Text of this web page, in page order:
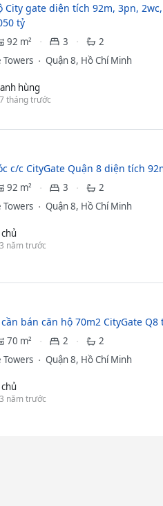
City gate diện tích 92m, 3pn,
tỷ
92 m² 3
2
Towers
Quận 8, Hồ Chí Minh
hùng
tháng trước
c/c CityGate Quận 8 diện tích
92 m² 3
2
Towers
Quận 8, Hồ Chí Minh
năm trước
bán căn hộ 70m2 CityGate
70 m² 2
2
Towers
Quận 8, Hồ Chí Minh
năm trước